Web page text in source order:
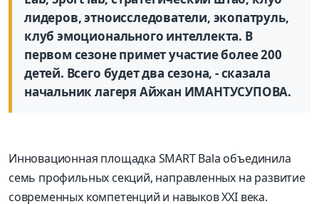
лидеров, этноисследователи, экопатруль,
клуб эмоционального интеллекта. В
первом сезоне примет участие более 200
детей. Всего будет два сезона, - сказала
начальник лагеря Айжан ИМАНТУСУПОВА.
Инновационная площадка SMART Bala объединила
семь профильных секций, направленных на развитие
современных компетенций и навыков XXI века.